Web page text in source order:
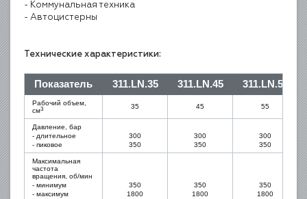
- Коммунальная техника
- Автоцистерны
Технические характеристики:
Показатель 311.LN.35 311.LN.45 311.LN.55
Рабочий объем,
см3 35 45 55
Давление, бар
- длительное
- пиковое
300
350
300
350
300
350
Максимальная
частота
вращения, об/мин
- минимум
- максимум
350
1800
350
1800
350
1800